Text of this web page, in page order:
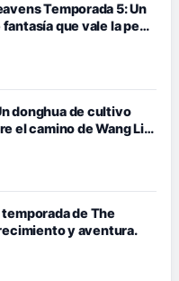
Temporada 5: Un
que vale la pena
donghua de cultivo
el camino de Wang Lin
de The
y aventura.